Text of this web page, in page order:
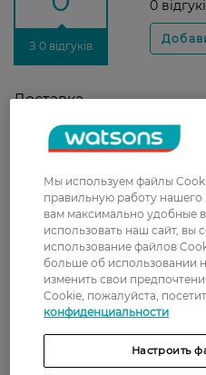
З 0 відгуків
0
Доставка
Новая почта
от 699 грн
Укрпочта
Стоимость доставки –
доставка от – 599 грн
Забрать сегодня в
Стоимость доставки –
Мы используем файлы
правильную работу нашего
вам максимально удобные
использовать наш сайт, вы
использование файлов
больше об использовании
изменить свои
Cookie, пожалуйста,
конфиденциальности
Настроить